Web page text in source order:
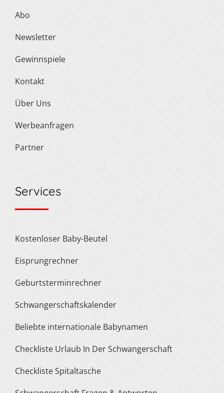
Abo
Newsletter
Gewinnspiele
Kontakt
Über Uns
Werbeanfragen
Partner
Services
Kostenloser Baby-Beutel
Eisprungrechner
Geburtsterminrechner
Schwangerschaftskalender
Beliebte internationale Babynamen
Checkliste Urlaub In Der Schwangerschaft
Checkliste Spitaltasche